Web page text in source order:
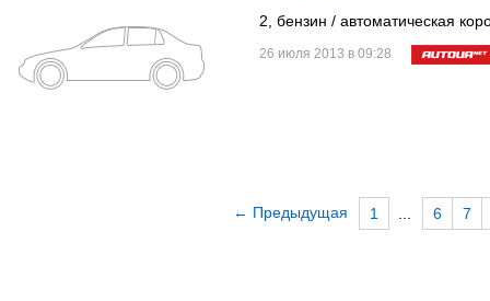
2, бензин / автоматическая
26 июля 2013 в 09:28
← Предыдущая 1 6 7